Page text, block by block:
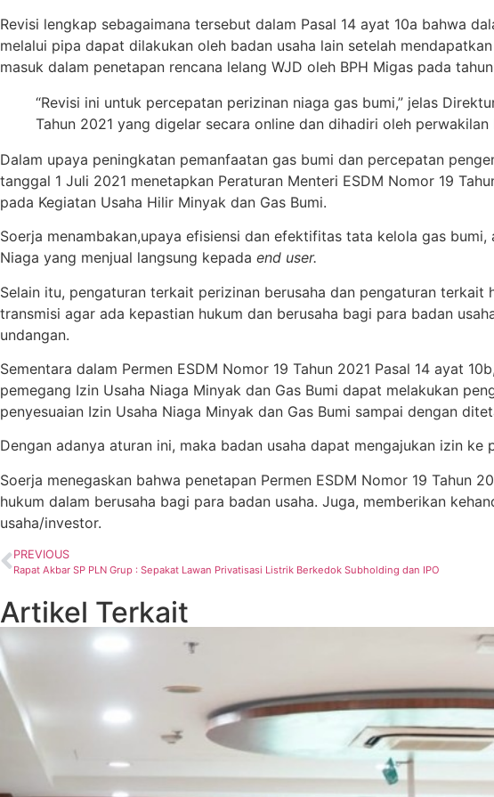
Revisi lengkap sebagaimana tersebut dalam Pasal 14 ayat 10a bahwa
melalui pipa dapat dilakukan oleh badan usaha lain setelah
masuk dalam penetapan rencana lelang WJD oleh BPH Migas pada
“Revisi ini untuk percepatan perizinan niaga gas bumi,” jelas
Tahun 2021 yang digelar secara online dan dihadiri oleh
Dalam upaya peningkatan pemanfaatan gas bumi dan percepatan
tanggal 1 Juli 2021 menetapkan Peraturan Menteri ESDM Nomor 19
pada Kegiatan Usaha Hilir Minyak dan Gas Bumi.
Soerja menambakan,upaya efisiensi dan efektifitas tata kelola gas
Niaga yang menjual langsung kepada end user.
Selain itu, pengaturan terkait perizinan berusaha dan pengaturan
transmisi agar ada kepastian hukum dan berusaha bagi para badan
undangan.
Sementara dalam Permen ESDM Nomor 19 Tahun 2021 Pasal 14 ayat
pemegang Izin Usaha Niaga Minyak dan Gas Bumi dapat melakukan
penyesuaian Izin Usaha Niaga Minyak dan Gas Bumi sampai dengan
Dengan adanya aturan ini, maka badan usaha dapat mengajukan izin
Soerja menegaskan bahwa penetapan Permen ESDM Nomor 19
hukum dalam berusaha bagi para badan usaha. Juga, memberikan
usaha/investor.
PREVIOUS
Rapat Akbar SP PLN Grup : Sepakat Lawan Privatisasi Listrik Berkedok Subholding dan IPO
Artikel Terkait